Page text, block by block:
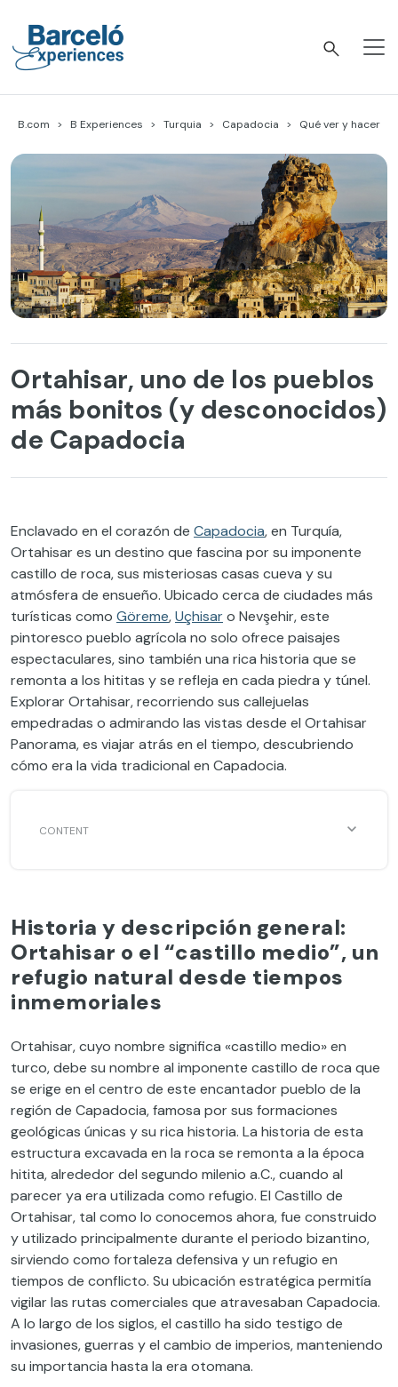
content
B.com B Experiences Turquia Capadocia Qué ver y hacer
Ortahisar, uno de los pueblos
más bonitos (y desconocidos)
de Capadocia
Enclavado en el corazón de Capadocia, en Turquía,
Ortahisar es un destino que fascina por su imponente
castillo de roca, sus misteriosas casas cueva y su
atmósfera de ensueño. Ubicado cerca de ciudades más
turísticas como Göreme,Uçhisaro Nevşehir, este
pintoresco pueblo agrícola no solo ofrece paisajes
espectaculares, sino también una rica historia que se
remonta a los hititas y se refleja en cada piedra y túnel.
Explorar Ortahisar, recorriendo sus callejuelas
empedradas o admirando las vistas desde el Ortahisar
Panorama, es viajar atrás en el tiempo, descubriendo
cómo era la vida tradicional en Capadocia.
Historia y descripción general:
Ortahisar o el “castillo medio”, un
refugio natural desde tiempos
inmemoriales
Ortahisar, cuyo nombre significa «castillo medio» en
turco, debe su nombre al imponente castillo de roca que
se erige en el centro de este encantador pueblo de la
región de Capadocia, famosa por sus formaciones
geológicas únicas y su rica historia. La historia de esta
estructura excavada en la roca se remonta a la época
hitita, alrededor del segundo milenio a.C., cuando al
parecer ya era utilizada como refugio. El Castillo de
Ortahisar, tal como lo conocemos ahora, fue construido
y utilizado principalmente durante el periodo bizantino,
sirviendo como fortaleza defensiva y un refugio en
tiempos de conflicto. Su ubicación estratégica permitía
vigilar las rutas comerciales que atravesaban Capadocia.
A lo largo de los siglos, el castillo ha sido testigo de
invasiones, guerras y el cambio de imperios, manteniendo
su importancia hasta la era otomana.